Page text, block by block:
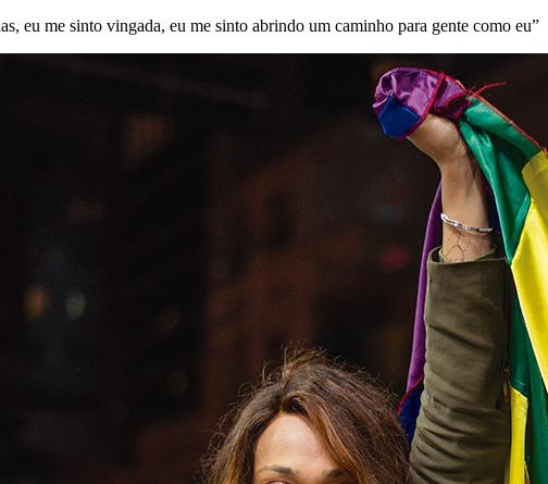
eu me sinto vingada, eu me sinto abrindo um caminho para gente como eu”